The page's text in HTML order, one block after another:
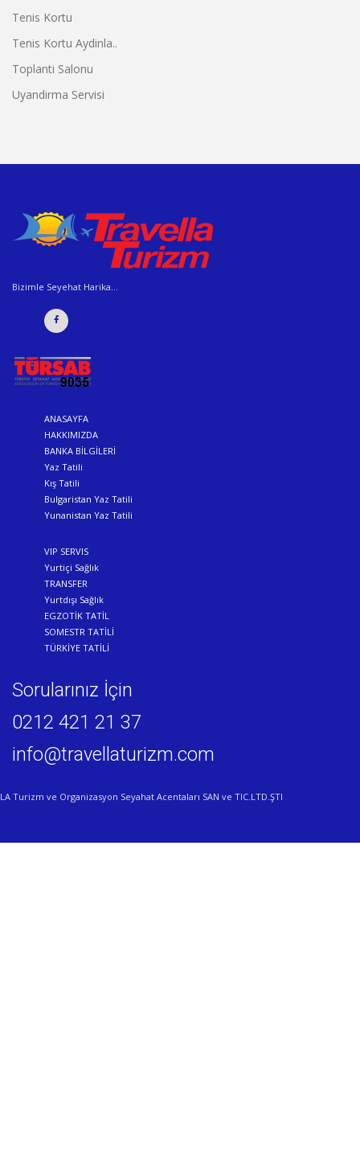
Tenis Kortu
Tenis Kortu Aydinla..
Toplanti Salonu
Uyandirma Servisi
Bizimle Seyehat Harika...
ANASAYFA
HAKKIMIZDA
BANKA BİLGİLERİ
Yaz Tatili
Kış Tatili
Bulgaristan Yaz Tatili
Yunanistan Yaz Tatili
VIP SERVIS
Yurtiçi Sağlık
TRANSFER
Yurtdışı Sağlık
EGZOTİK TATİL
SOMESTR TATİLİ
TÜRKİYE TATİLİ
Sorularınız İçin
0212 421 21 37
info@travellaturizm.com
LA Turizm ve Organizasyon Seyahat Acentaları SAN ve TIC.LTD.ŞTI